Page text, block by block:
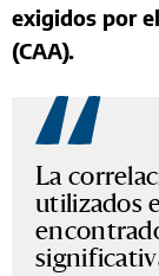
exigidos por
(CAA).
La
utilizados